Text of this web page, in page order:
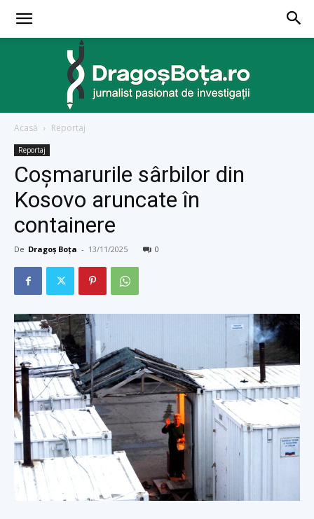
Acasă Reportaj
Reportaj
Coşmarurile sârbilor din
Kosovo aruncate în
containere
De Dragoș Boța - 13/11/2025 0